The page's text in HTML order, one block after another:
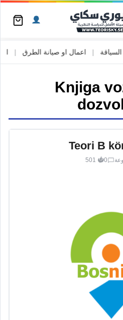
| اعمال او صيانة الطرق |
Knjiga
Teori B
0
501